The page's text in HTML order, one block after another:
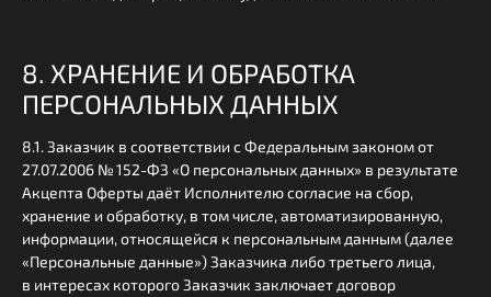
8. ХРАНЕНИЕ И ОБРАБОТКА
ПЕРСОНАЛЬНЫХ ДАННЫХ
8.1. Заказчик в соответствии с Федеральным законом от
27.07.2006 № 152-ФЗ «О персональных данных» в результате
Акцепта Оферты даёт Исполнителю согласие на сбор,
хранение и обработку, в том числе, автоматизированную,
информации, относящейся к персональным данным (далее
«Персональные данные») Заказчика либо третьего лица,
в интересах которого Заказчик заключает договор